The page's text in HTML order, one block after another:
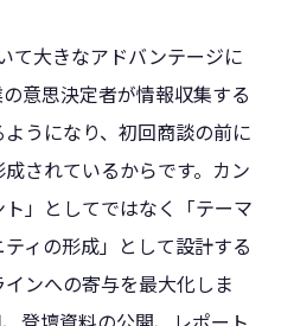
て大きなアドバンテージに
意思決定者が情報収集する
うになり、初回商談の前に
されているからです。カン
」としてではなく「テーマ
ィの形成」として設計する
ンへの寄与を最大化しま